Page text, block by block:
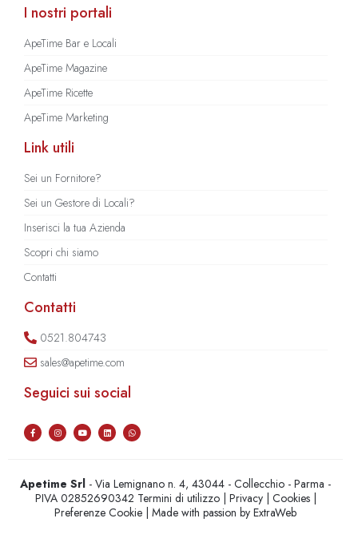
I nostri portali
ApeTime Bar e Locali
ApeTime Magazine
ApeTime Ricette
ApeTime Marketing
Link utili
Sei un Fornitore?
Sei un Gestore di Locali?
Inserisci la tua Azienda
Scopri chi siamo
Contatti
Contatti
0521.804743
sales@apetime.com
Seguici sui social
Apetime Srl - Via Lemignano n. 4, 43044 - Collecchio - Parma -
PIVA 02852690342 Termini di utilizzo| Privacy| Cookies|
Preferenze Cookie | Made with passion byExtraWeb